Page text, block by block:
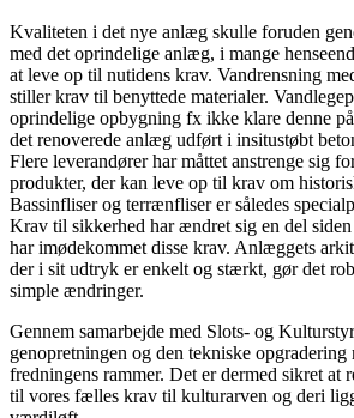
Kvaliteten i det nye anlæg skulle foruden
med det oprindelige anlæg, i mange
at leve op til nutidens krav. Vandrensning
stiller krav til benyttede materialer.
oprindelige opbygning fx ikke klare denne
det renoverede anlæg udført i insitustøbt
Flere leverandører har måttet anstrenge sig
produkter, der kan leve op til krav om
Bassinfliser og terrænfliser er således
Krav til sikkerhed har ændret sig en del siden
har imødekommet disse krav. Anlæggets
der i sit udtryk er enkelt og stærkt, gør det
simple ændringer.
Gennem samarbejde med Slots- og
genopretningen og den tekniske
fredningens rammer. Det er dermed sikret at
til vores fælles krav til kulturarven og deri